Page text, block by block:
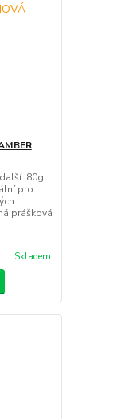
80g
pro
prášková
Skladem